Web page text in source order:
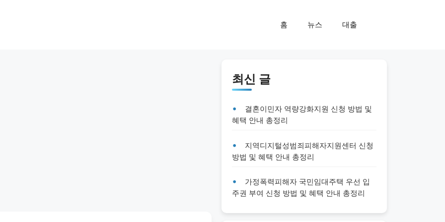
홈 뉴스 대출
최신 글
결혼이민자 역량강화지원 신청 방법 및
혜택 안내 총정리
지역디지털성범죄피해자지원센터 신청
방법 및 혜택 안내 총정리
가정폭력피해자 국민임대주택 우선 입
주권 부여 신청 방법 및 혜택 안내 총정리